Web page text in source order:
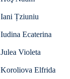
Iani Țziuniu
Iudina Ecaterina
Julea Violeta
Koroliova Elfrida